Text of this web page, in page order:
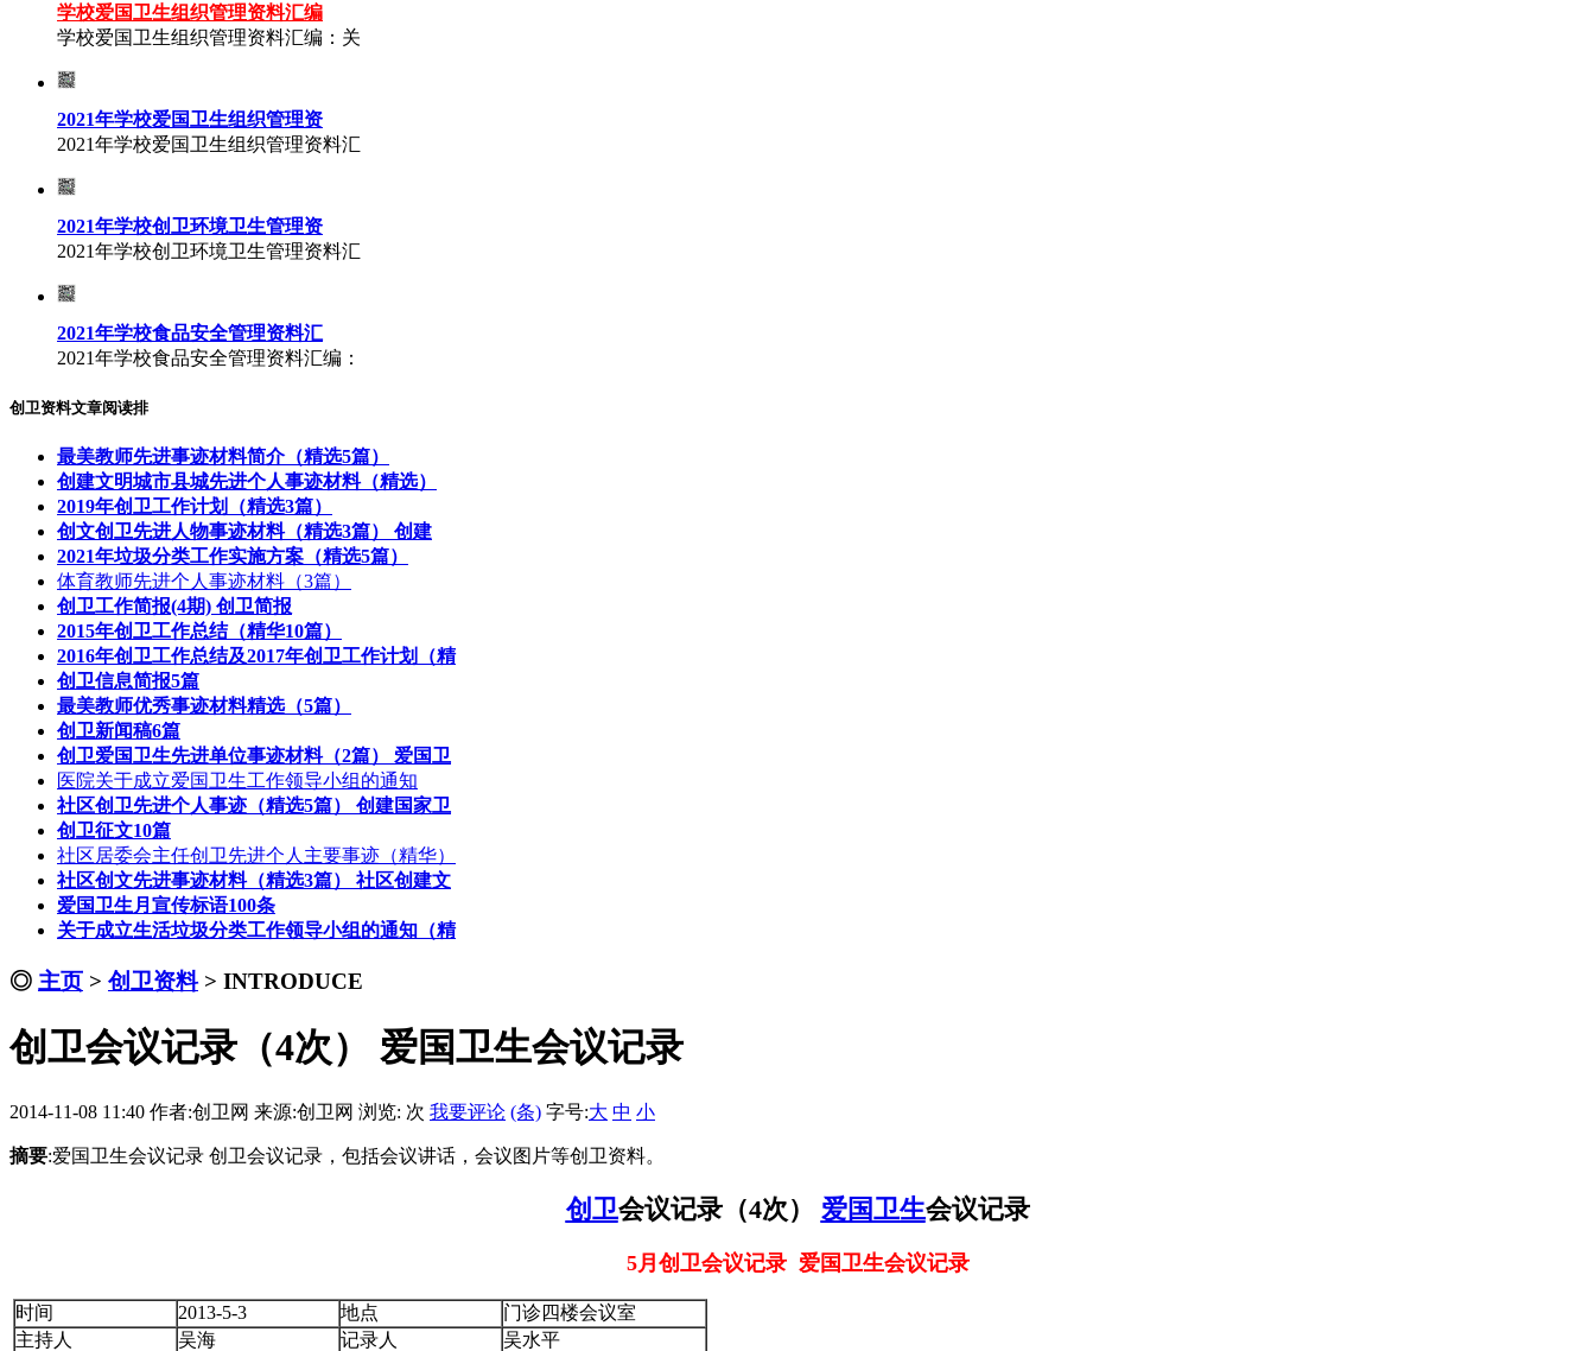
学校爱国卫生组织管理资料汇编
学校爱国卫生组织管理资料汇编：关
2021年学校爱国卫生组织管理资
2021年学校爱国卫生组织管理资料汇
2021年学校创卫环境卫生管理资
2021年学校创卫环境卫生管理资料汇
2021年学校食品安全管理资料汇
2021年学校食品安全管理资料汇编：
创卫资料文章阅读排
最美教师先进事迹材料简介（精选5篇）
创建文明城市县城先进个人事迹材料（精选）
2019年创卫工作计划（精选3篇）
创文创卫先进人物事迹材料（精选3篇） 创建
2021年垃圾分类工作实施方案（精选5篇）
体育教师先进个人事迹材料（3篇）
创卫工作简报(4期) 创卫简报
2015年创卫工作总结（精华10篇）
2016年创卫工作总结及2017年创卫工作计划（精
创卫信息简报5篇
最美教师优秀事迹材料精选（5篇）
创卫新闻稿6篇
创卫爱国卫生先进单位事迹材料（2篇） 爱国卫
医院关于成立爱国卫生工作领导小组的通知
社区创卫先进个人事迹（精选5篇） 创建国家卫
创卫征文10篇
社区居委会主任创卫先进个人主要事迹（精华）
社区创文先进事迹材料（精选3篇） 社区创建文
爱国卫生月宣传标语100条
关于成立生活垃圾分类工作领导小组的通知（精
◎ 主页 > 创卫资料> INTRODUCE
创卫会议记录（4次） 爱国卫生会议记录
2014-11-08 11:40 作者:创卫网 来源:创卫网 浏览: 次 我要评论 (条) 字号:大 中 小
摘要:爱国卫生会议记录 创卫会议记录，包括会议讲话，会议图片等创卫资料。
创卫会议记录（4次） 爱国卫生会议记录
5月创卫会议记录 爱国卫生会议记录
时间 2013-5-3 地点
门诊四楼会议室
主持人
吴海 记录人
吴水平